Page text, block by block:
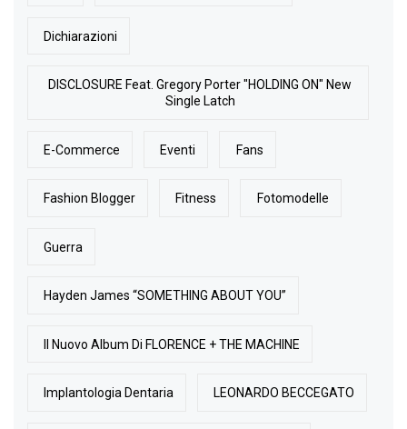
Dichiarazioni
DISCLOSURE Feat. Gregory Porter "HOLDING ON" New
Single Latch
E-Commerce Eventi Fans
Fashion Blogger Fitness Fotomodelle
Guerra
Hayden James “SOMETHING ABOUT YOU”
Il Nuovo Album Di FLORENCE + THE MACHINE
Implantologia Dentaria LEONARDO BECCEGATO